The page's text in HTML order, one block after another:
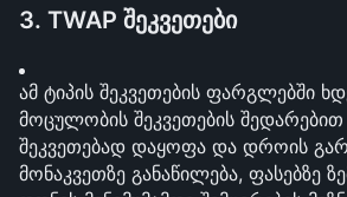
3. TWAP შეკვეთები
ამ ტიპის შეკვეთების ფარგლებში
მოცულობის შეკვეთების
შეკვეთებად დაყოფა და დროის
მონაკვეთზე განაწილება, ფასებზე